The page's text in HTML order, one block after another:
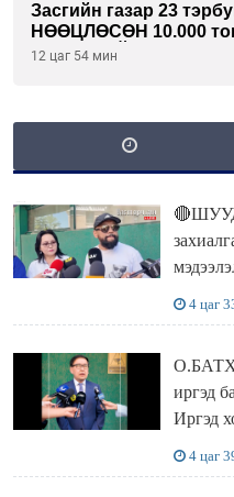
Засгийн газар 23
НӨӨЦЛӨСӨН 10.000
ХЭН ХУЛГЙАЛСАН бэ...
12 цаг 54 мин
4 цаг
иргэд
Иргэд
4 цаг